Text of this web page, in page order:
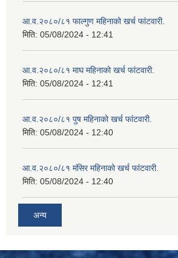
आ.व.२०८०/८१ फाल्गुण महिनाको खर्च फांटवारी.
मिति: 05/08/2024 - 12:41
आ.व.२०८०/८१ माघ महिनाको खर्च फांटवारी.
मिति: 05/08/2024 - 12:41
आ.व.२०८०/८१ पुष महिनाको खर्च फांटवारी.
मिति: 05/08/2024 - 12:40
आ.व.२०८०/८१ मंसिर महिनाको खर्च फांटवारी.
मिति: 05/08/2024 - 12:40
अन्य